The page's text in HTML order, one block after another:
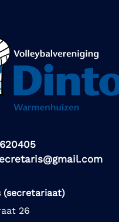
(secretariaat)
26